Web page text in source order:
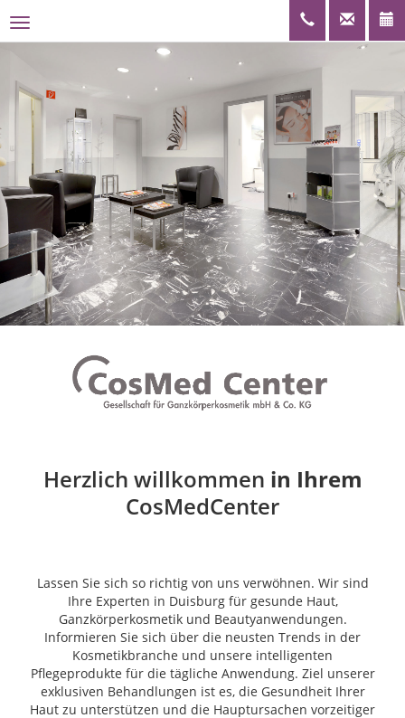
Herzlich willkommen in Ihrem
CosMedCenter
Lassen Sie sich so richtig von uns verwöhnen. Wir sind
Ihre Experten in Duisburg für gesunde Haut,
Ganzkörperkosmetik und Beautyanwendungen.
Informieren Sie sich über die neusten Trends in der
Kosmetikbranche und unsere intelligenten
Pflegeprodukte für die tägliche Anwendung. Ziel unserer
exklusiven Behandlungen ist es, die Gesundheit Ihrer
Haut zu unterstützen und die Hauptursachen vorzeitiger